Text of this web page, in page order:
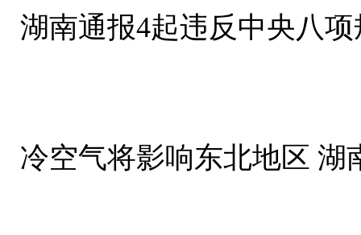
湖南通报4起违反中央八
冷空气将影响东北地区 湖